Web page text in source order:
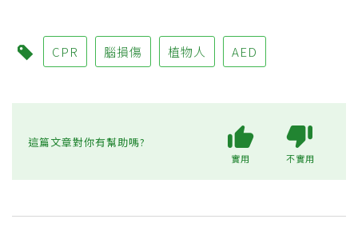
CPR 腦損傷 植物人 AED
這篇文章對你有幫助嗎?
實用 不實用